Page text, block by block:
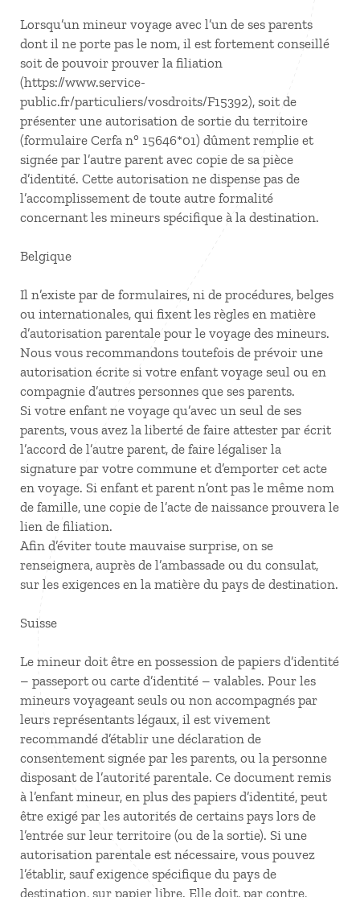
Lorsqu’un mineur voyage avec l’un de ses parents
dont il ne porte pas le nom, il est fortement conseillé
soit de pouvoir prouver la filiation
(https://www.service-
public.fr/particuliers/vosdroits/F15392), soit de
présenter une autorisation de sortie du territoire
(formulaire Cerfa n° 15646*01) dûment remplie et
signée par l’autre parent avec copie de sa pièce
d’identité. Cette autorisation ne dispense pas de
l’accomplissement de toute autre formalité
concernant les mineurs spécifique à la destination.
Belgique
Il n’existe par de formulaires, ni de procédures, belges
ou internationales, qui fixent les règles en matière
d’autorisation parentale pour le voyage des mineurs.
Nous vous recommandons toutefois de prévoir une
autorisation écrite si votre enfant voyage seul ou en
compagnie d’autres personnes que ses parents.
Si votre enfant ne voyage qu’avec un seul de ses
parents, vous avez la liberté de faire attester par écrit
l’accord de l’autre parent, de faire légaliser la
signature par votre commune et d’emporter cet acte
en voyage. Si enfant et parent n’ont pas le même nom
de famille, une copie de l’acte de naissance prouvera le
lien de filiation.
Afin d’éviter toute mauvaise surprise, on se
renseignera, auprès de l’ambassade ou du consulat,
sur les exigences en la matière du pays de destination.
Suisse
Le mineur doit être en possession de papiers d’identité
– passeport ou carte d’identité – valables. Pour les
mineurs voyageant seuls ou non accompagnés par
leurs représentants légaux, il est vivement
recommandé d’établir une déclaration de
consentement signée par les parents, ou la personne
disposant de l’autorité parentale. Ce document remis
à l’enfant mineur, en plus des papiers d’identité, peut
être exigé par les autorités de certains pays lors de
l’entrée sur leur territoire (ou de la sortie). Si une
autorisation parentale est nécessaire, vous pouvez
l’établir, sauf exigence spécifique du pays de
destination, sur papier libre. Elle doit, par contre,